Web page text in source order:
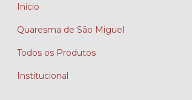
Início
Quaresma de São Miguel
Todos os Produtos
Institucional